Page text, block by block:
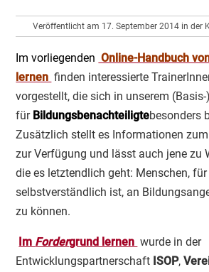
Veröffentlicht am 17. September 2014 in der
Im vorliegenden Online-Handbuch
lernen finden interessierte
vorgestellt, die sich in unserem
für Bildungsbenachteiligtebesonders
Zusätzlich stellt es Informationen
zur Verfügung und lässt auch jene zu
die es letztendlich geht: Menschen,
selbstverständlich ist, an
zu können.
Im Fordergrund lernen wurde in der
Entwicklungspartnerschaft ISOP,